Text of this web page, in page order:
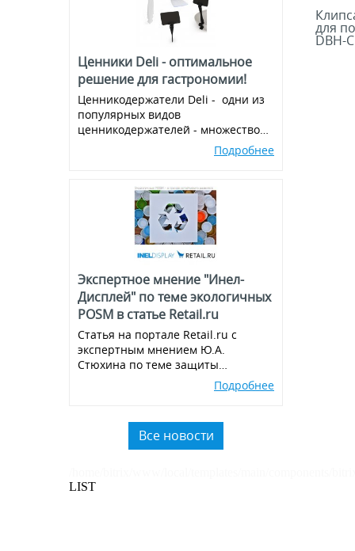
Ценники Deli - оптимальное
решение для гастрономии!
Ценникодержатели Deli - одни из
популярных видов
ценникодержателей - множество
вариантов и комбинаций, всегда в
Подробнее
Экспертное мнение "Инел-
Дисплей" по теме экологичных
POSM в статье Retail.ru
Статья на портале Retail.ru с
экспертным мнением Ю.А.
Стюхина по теме защиты
окружающей среды, производства
пластика.
Подробнее
Все новости
для
DBH-
LIST